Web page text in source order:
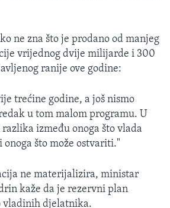
ne zna što je prodano od manjeg
vrijednog dvije milijarde i 300
ranije ove godine:
trećine godine, a još nismo
u tom malom programu. U
između onoga što vlada
onoga što može ostvariti."
ne materijalizira, ministar
kaže da je rezervni plan
vladinih djelatnika.